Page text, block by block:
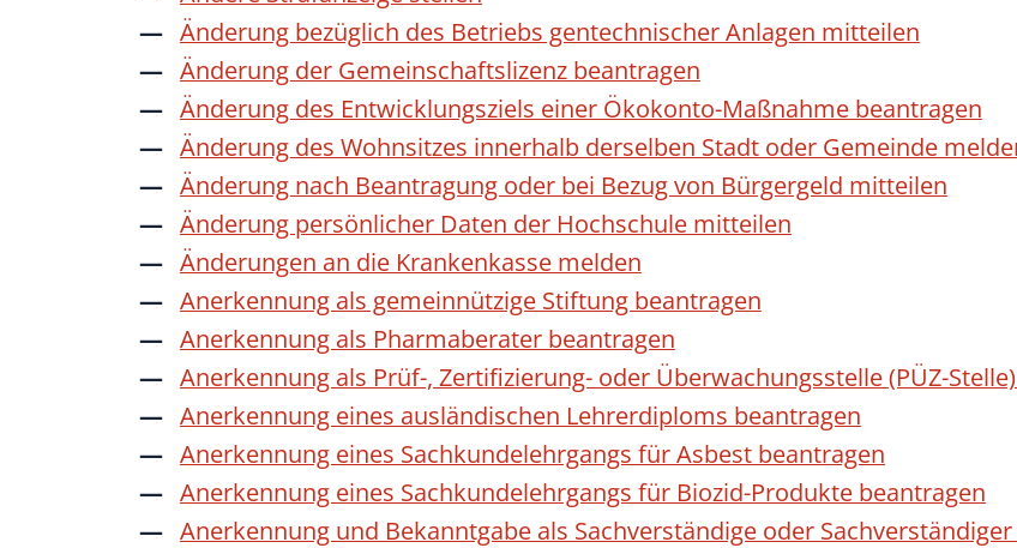
Änderung bezüglich des Betriebs gentechnischer Anlagen mitteilen
Änderung der Gemeinschaftslizenz beantragen
Änderung des Entwicklungsziels einer Ökokonto-Maßnahme beantragen
Änderung des Wohnsitzes innerhalb derselben Stadt oder Gemeinde
Änderung nach Beantragung oder bei Bezug von Bürgergeld mitteilen
Änderung persönlicher Daten der Hochschule mitteilen
Änderungen an die Krankenkasse melden
Anerkennung als gemeinnützige Stiftung beantragen
Anerkennung als Pharmaberater beantragen
Anerkennung als Prüf-, Zertifizierung- oder Überwachungsstelle (PÜZ-
Anerkennung eines ausländischen Lehrerdiploms beantragen
Anerkennung eines Sachkundelehrgangs für Asbest beantragen
Anerkennung eines Sachkundelehrgangs für Biozid-Produkte beantragen
Anerkennung und Bekanntgabe als Sachverständige oder